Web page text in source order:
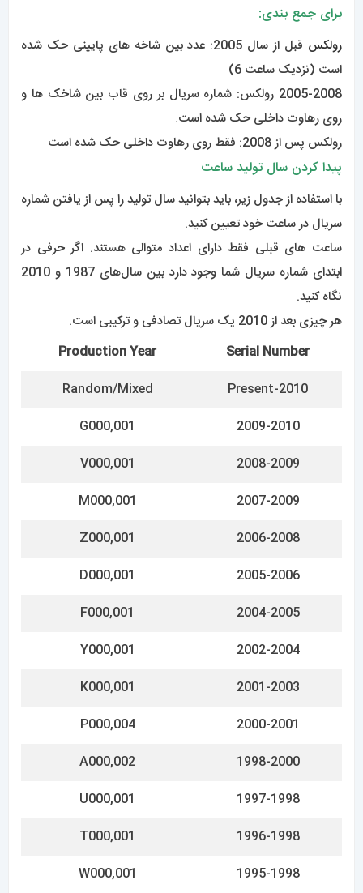
Serial Number
2010-Present
Random/Mixed
2009-2010
G000,001
2008-2009
2007-2009
2006-2008
Z000,001
2005-2006
2004-2005
F000,001
2001-2003
K000,001
2000-2001
P000,004
1998-2000
A000,002
1997-1998
U000,001
1996-1998
T000,001
1995-1998
W000,001
1993 3/4
S000,001
1992 1/4
C000,001
1991 3/4
N000,001
1991 1/2
X000,001
1991 1/4
E999,999
1990 1/2
E000,001
1990
L999,999
1989
L000,001
1988
R999,999